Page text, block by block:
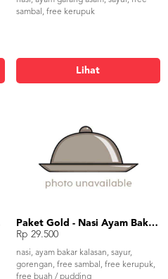
sambal, free kerupuk
Lihat
Paket Gold - Nasi Ayam Bakar Kalasan
Rp 29.500
nasi, ayam bakar kalasan, sayur,
gorengan, free sambal, free kerupuk,
free buah / pudding